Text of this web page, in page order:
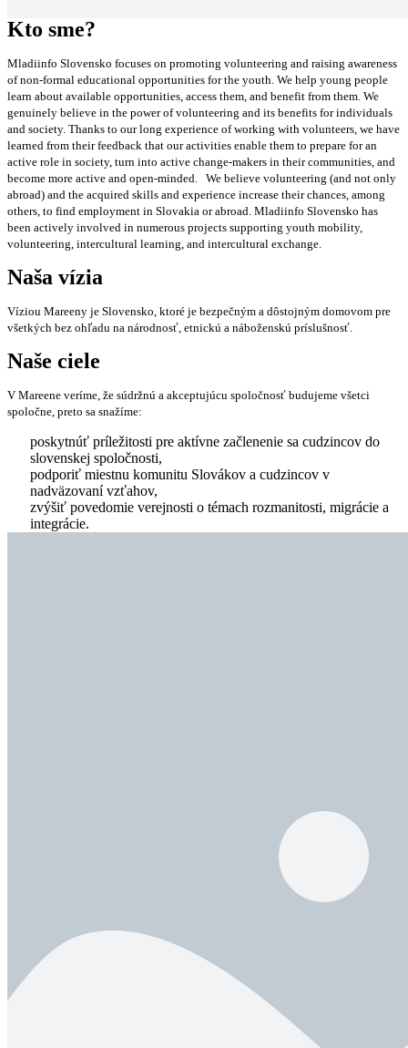
Kto sme?
Mladiinfo Slovensko focuses on promoting volunteering and raising awareness
of non-formal educational opportunities for the youth. We help young people
learn about available opportunities, access them, and benefit from them. We
genuinely believe in the power of volunteering and its benefits for individuals
and society. Thanks to our long experience of working with volunteers, we have
learned from their feedback that our activities enable them to prepare for an
active role in society, turn into active change-makers in their communities, and
become more active and open-minded. We believe volunteering (and not only
abroad) and the acquired skills and experience increase their chances, among
others, to find employment in Slovakia or abroad. Mladiinfo Slovensko has
been actively involved in numerous projects supporting youth mobility,
volunteering, intercultural learning, and intercultural exchange.
Naša vízia
Víziou Mareeny je Slovensko, ktoré je bezpečným a dôstojným domovom pre
všetkých bez ohľadu na národnosť, etnickú a náboženskú príslušnosť.
Naše ciele
V Mareene veríme, že súdržnú a akceptujúcu spoločnosť budujeme všetci
spoločne, preto sa snažíme:
poskytnúť príležitosti pre aktívne začlenenie sa cudzincov do
slovenskej spoločnosti,
podporiť miestnu komunitu Slovákov a cudzincov v
nadväzovaní vzťahov,
zvýšiť povedomie verejnosti o témach rozmanitosti, migrácie a
integrácie.